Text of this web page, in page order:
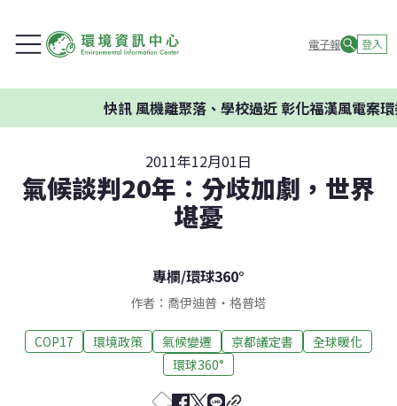
電子報 登入
風機離聚落、學校過近 彰化福漢風電案環委建
2011年12月01日
氣候談判20年：分歧加劇，世界
堪憂
專欄/環球360°
作者：喬伊迪普‧格普塔
COP17 環境政策 氣候變遷 京都議定書
全球暖化
環球360°